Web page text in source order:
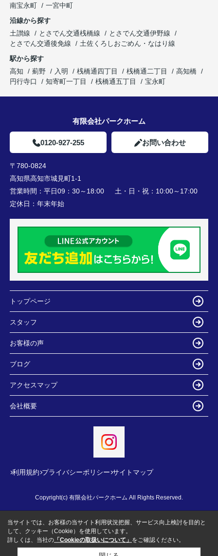
南宝永町
一宮中町
沿線から探す
土讃線
とさでん交通桟橋線
とさでん交通伊野線
とさでん交通後免線
土佐くろしおごめん・なはり線
駅から探す
高知
薊野 入明 桟橋通四丁目 桟橋通二丁目
高知橋
円行寺口
知寄町一丁目 桟橋通五丁目 宝永町
有限会社パークホーム
0120-927-255 お問い合わせ
〒780-0824
高知県高知市城見町1-1
営業時間： 平日09：30～18:00 土・日・祝：10:00～17:00
定休日： 年末年始
トップページ
スタッフ
お客様の声
ブログ
アクセスマップ
会社概要
利用規約 プライバシーポリシー サイトマップ
Copyright(c) 有限会社パークホーム All Rights Reserved.
当サイトでは、お客様の当サイト利用状況把握、サービス向上検討を目的と
して、クッキー（Cookie）を使用しています。
詳しくは、当社の 「Cookieの取扱いについて」 をご確認ください。